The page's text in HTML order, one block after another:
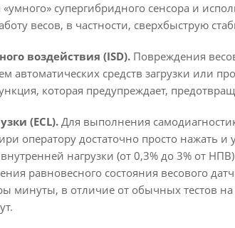
супергибридного сенсора и
весов, в частности, сверхбыструю
воздействия (ISD). Повреждения
автоматических средств загрузки или
которая предупреждает,
(ECL). Для выполнения
оператору достаточно просто нажать
нагрузки (от 0,3% до 3% от
равновесного состояния весового
минуты, в отличие от обычных тестов